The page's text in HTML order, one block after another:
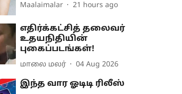
Maalaimalar 21 hours ago
எதிர்க்கட்சித் தலைவர்
உதயநிதியின்
புகைப்படங்கள்!
மாலை மலர் 04 Aug 2026
இந்த வார ஓடிடி ரிலீஸ்